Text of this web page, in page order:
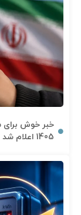
خبر خوش برای
1405 اعلام شد